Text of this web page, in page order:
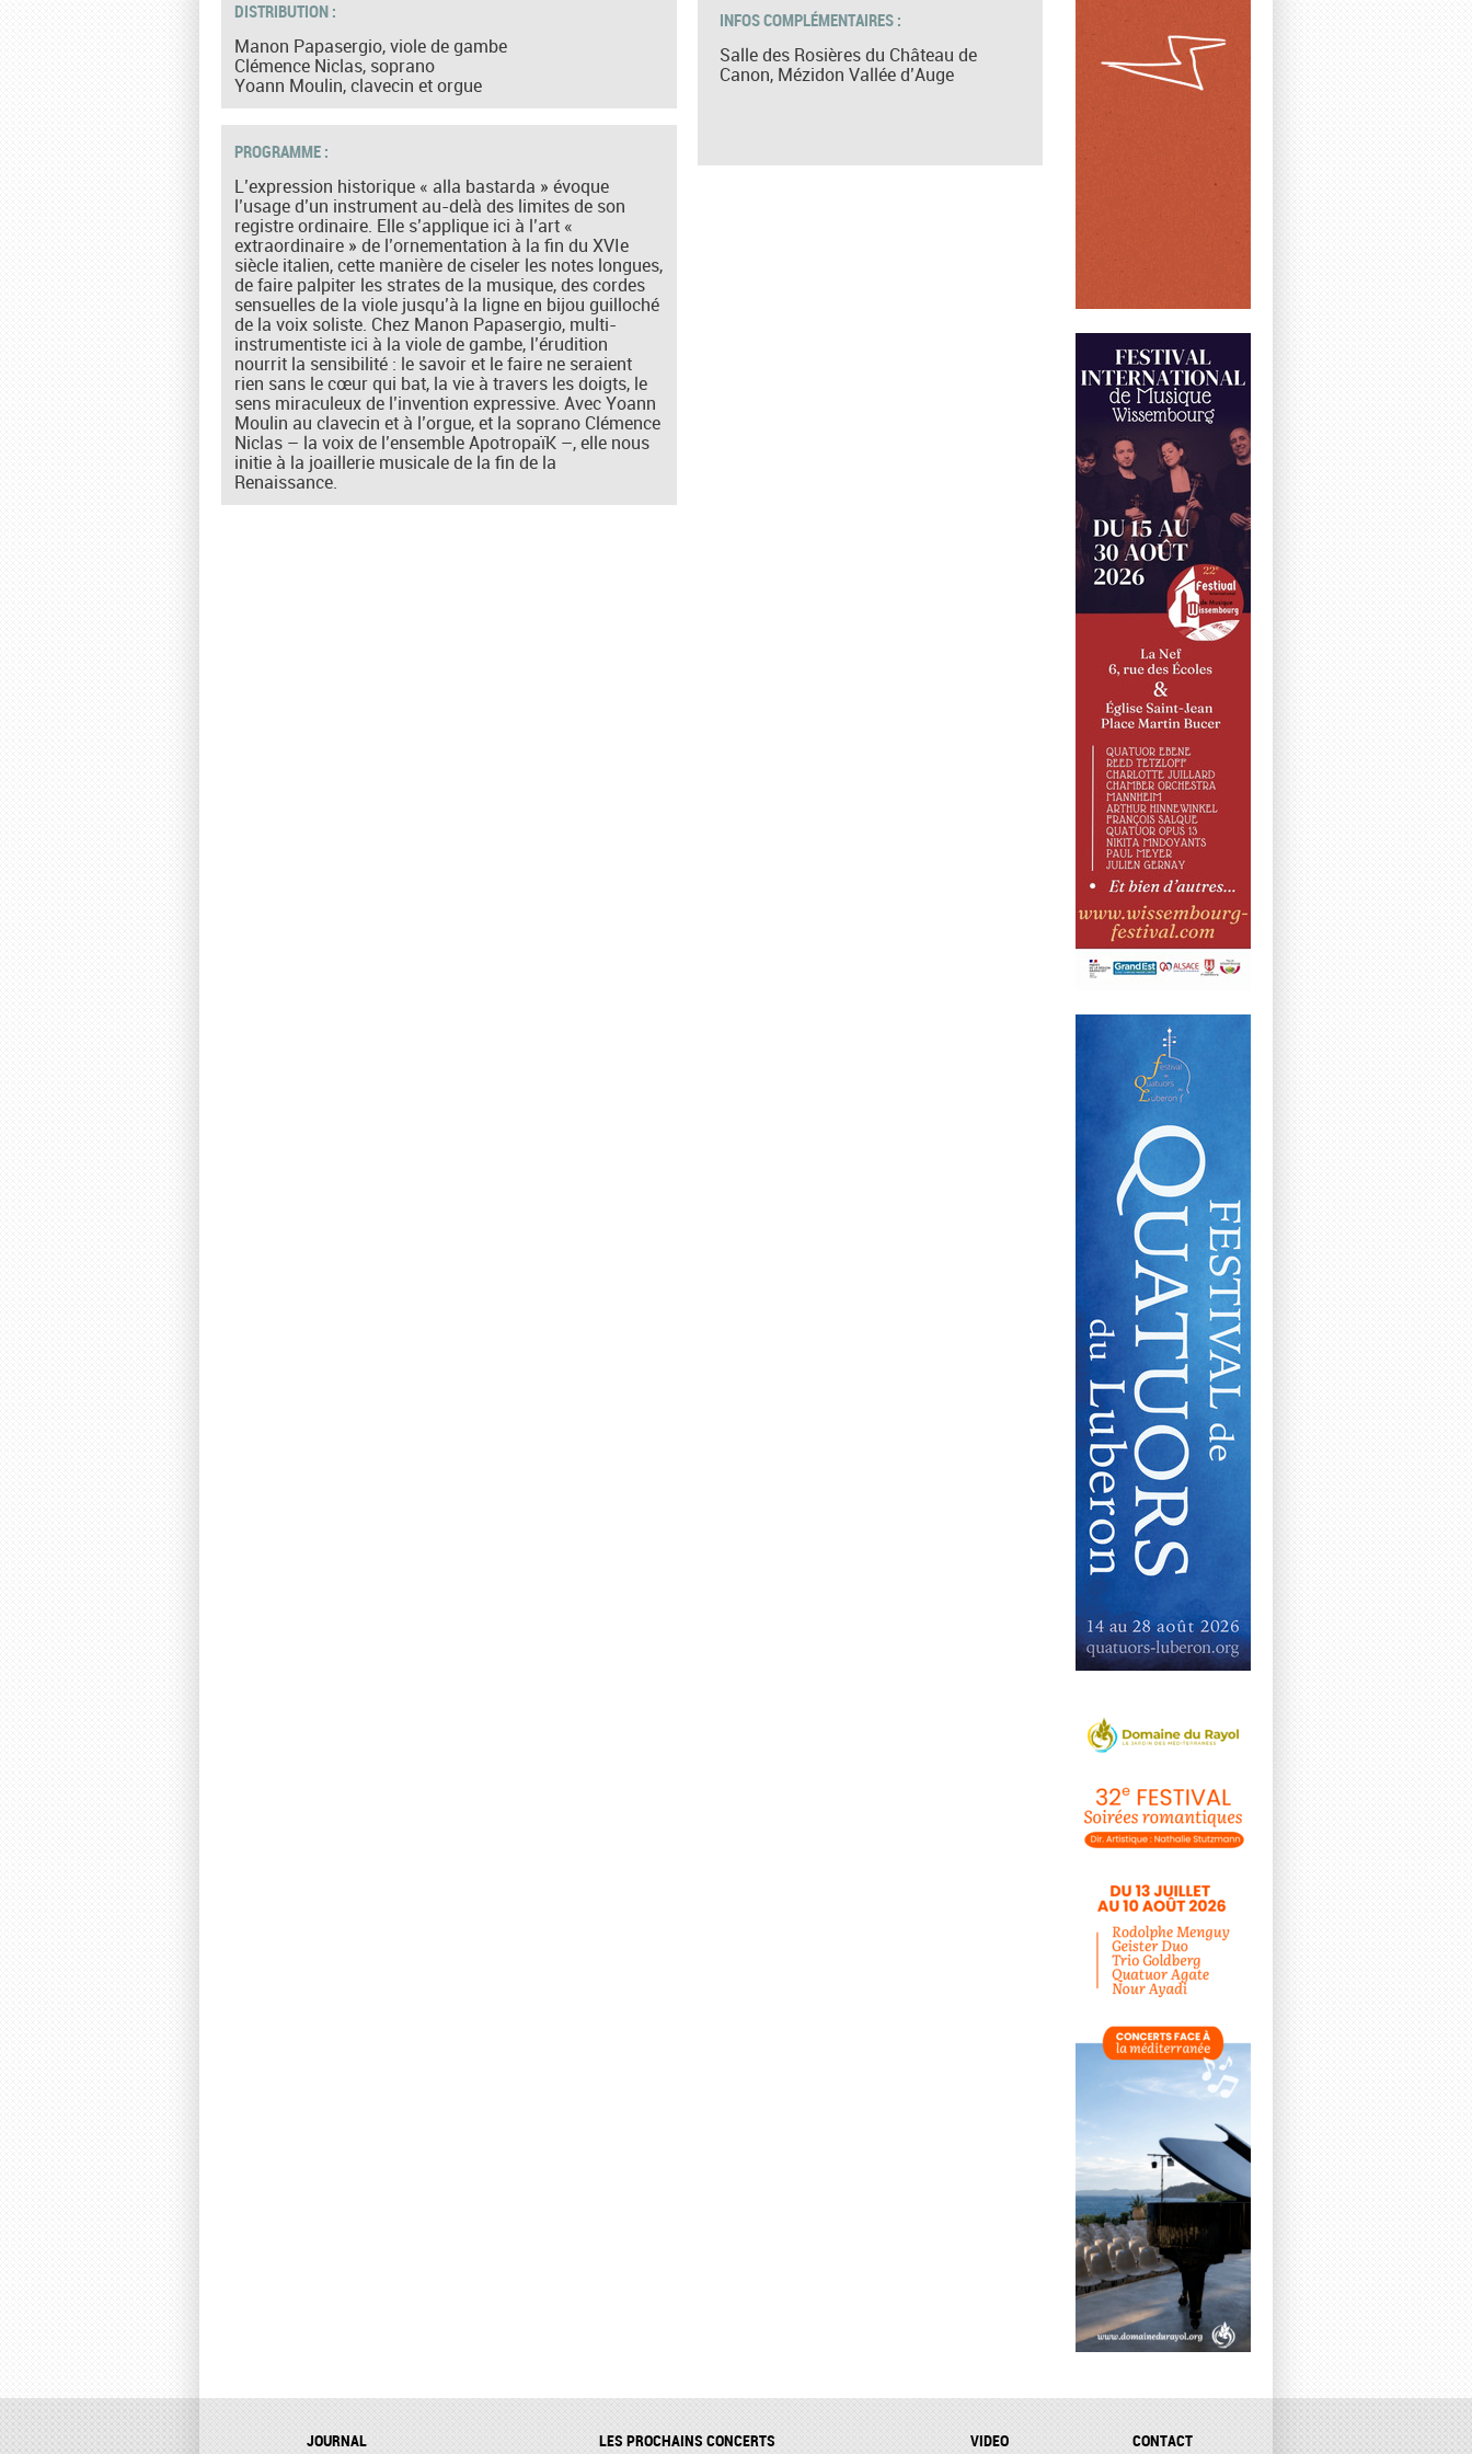
DISTRIBUTION :
Manon Papasergio, viole de gambe
Clémence Niclas, soprano
Yoann Moulin, clavecin et orgue
PROGRAMME :
L’expression historique « alla bastarda » évoque
l’usage d’un instrument au-delà des limites de son
registre ordinaire. Elle s’applique ici à l’art «
extraordinaire » de l’ornementation à la fin du XVIe
siècle italien, cette manière de ciseler les notes longues,
de faire palpiter les strates de la musique, des cordes
sensuelles de la viole jusqu’à la ligne en bijou guilloché
de la voix soliste. Chez Manon Papasergio, multi-
instrumentiste ici à la viole de gambe, l’érudition
nourrit la sensibilité : le savoir et le faire ne seraient
rien sans le cœur qui bat, la vie à travers les doigts, le
sens miraculeux de l’invention expressive. Avec Yoann
Moulin au clavecin et à l’orgue, et la soprano Clémence
Niclas – la voix de l’ensemble ApotropaïK –, elle nous
initie à la joaillerie musicale de la fin de la
Renaissance.
INFOS COMPLÉMENTAIRES :
Salle des Rosières du Château de
Canon, Mézidon Vallée d’Auge
JOURNAL LES PROCHAINS CONCERTS VIDEO CONTACT